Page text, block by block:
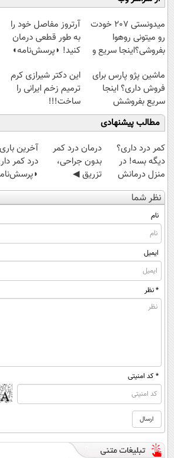
میلیاردی)
آموزش رایگان
کن تا دیر
میدونستی 207 خودت
رو میتونی روهوا
بفروشی؟اینجا سریع و
آرتروز مفاصل خود را
به طور قطعی درمان
کنید! ◗پرسش‌نامه◖
ماشین پژو پارس برای
فروش داری؟ اینجا
سریع بفروشش
این دکتر شیرازی کرم
ترمیم زخم ایرانی را
ساخت!!!
مطالب پیشنهادی
کمر درد داری؟
دیگه بسه! در
منزل درمانش
کن
(◀پرسش‌نامه)
درمان درد کمر
بدون جراحی،
تزریق ◀
پرسش‌نامه رو پر
کن ▶
آخرین
درد کمر
پر کن◖
نظر شما
نام
ایمیل
* نظر
* کد امنیتی